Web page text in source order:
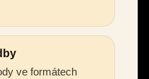
ve formátech